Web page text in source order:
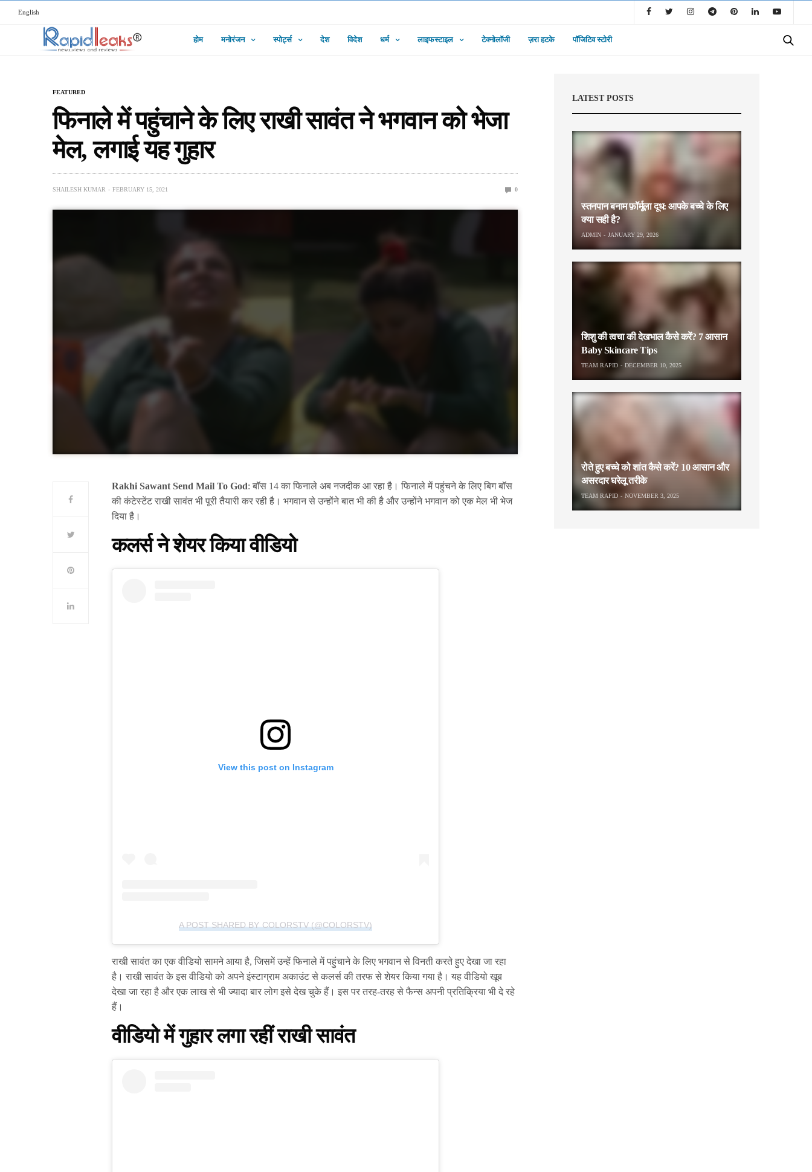
English
होम मनोरंजन स्पोर्ट्स देश विदेश धर्म लाइफस्टाइल टेक्नोलॉजी ज़रा हटके पॉजिटिव स्टोरी
FEATURED
फिनाले में पहुंचाने के लिए राखी सावंत ने भगवान को भेजा
मेल, लगाई यह गुहार
SHAILESH KUMAR FEBRUARY 15, 2021 0
Rakhi Sawant Send Mail To God: बॉस 14 का फिनाले अब नजदीक आ रहा है। फिनाले में पहुंचने के लिए बिग बॉस
की कंटेस्टेंट राखी सावंत भी पूरी तैयारी कर रही है। भगवान से उन्होंने बात भी की है और उन्होंने भगवान को एक मेल भी भेज
दिया है।
कलर्स ने शेयर किया वीडियो
View this post on Instagram
A POST SHARED BY COLORSTV (@COLORSTV)
राखी सावंत का एक वीडियो सामने आया है, जिसमें उन्हें फिनाले में पहुंचाने के लिए भगवान से विनती करते हुए देखा जा रहा
है। राखी सावंत के इस वीडियो को अपने इंस्टाग्राम अकाउंट से कलर्स की तरफ से शेयर किया गया है। यह वीडियो खूब
देखा जा रहा है और एक लाख से भी ज्यादा बार लोग इसे देख चुके हैं। इस पर तरह-तरह से फैन्स अपनी प्रतिक्रिया भी दे रहे
हैं।
वीडियो में गुहार लगा रहीं राखी सावंत
LATEST POSTS
स्तनपान बनाम फ़ॉर्मूला दूध: आपके बच्चे के लिए
क्या सही है?
ADMIN JANUARY 29, 2026
शिशु की त्वचा की देखभाल कैसे करें? 7 आसान
Baby Skincare Tips
TEAM RAPID DECEMBER 10, 2025
रोते हुए बच्चे को शांत कैसे करें? 10 आसान और
असरदार घरेलू तरीके
TEAM RAPID NOVEMBER 3, 2025